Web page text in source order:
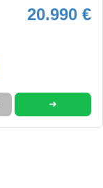
20.990 €
➜